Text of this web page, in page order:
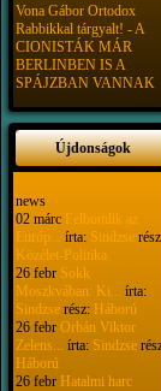
Vona Gábor Ortodox
Rabbikkal tárgyalt! - A
CIONISTÁK MÁR
BERLINBEN IS A
SPÁJZBAN VANNAK
Újdonságok
news
02 márc
Felbomlik az
Európ...
írta: Sindzse
Közélet-Politika
26 febr Sokk
Moszkvában: Ki...
írta:
Sindzse rész: Háború
26 febr Orbán Viktor
Zelens...
írta: Sindzse
Háború
26 febr Hatalmi harc